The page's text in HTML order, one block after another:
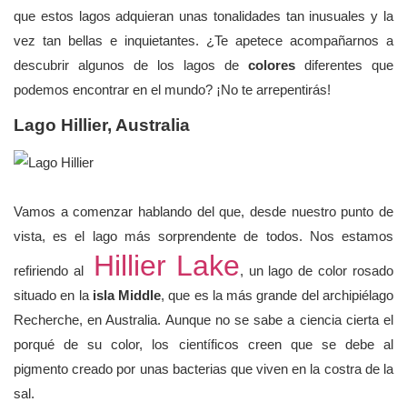
que estos lagos adquieran unas tonalidades tan inusuales y la
vez tan bellas e inquietantes. ¿Te apetece acompañarnos a
descubrir algunos de los lagos de colores diferentes que
podemos encontrar en el mundo? ¡No te arrepentirás!
Lago Hillier, Australia
Vamos a comenzar hablando del que, desde nuestro punto de
vista, es el lago más sorprendente de todos. Nos estamos
refiriendo alHillier Lake, un lago de color rosado
situado en la isla Middle, que es la más grande del archipiélago
Recherche, en Australia. Aunque no se sabe a ciencia cierta el
porqué de su color, los científicos creen que se debe al
pigmento creado por unas bacterias que viven en la costra de la
sal.